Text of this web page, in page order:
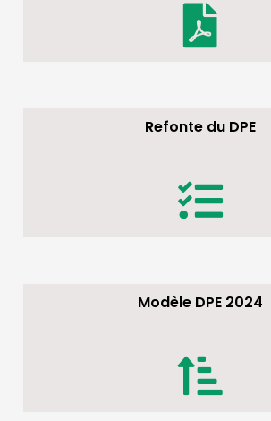
Refonte du DPE
Modèle DPE 2024